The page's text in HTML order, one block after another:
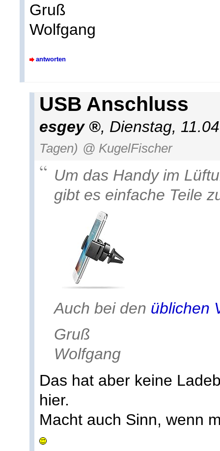
Gruß
Wolfgang
antworten
USB Anschluss
esgey , Dienstag,
Tagen) @ KugelFischer
Um das Handy im
gibt es einfache Teile
Auch bei den üblichen
Gruß
Wolfgang
Das hat aber keine
hier.
Macht auch Sinn, wenn